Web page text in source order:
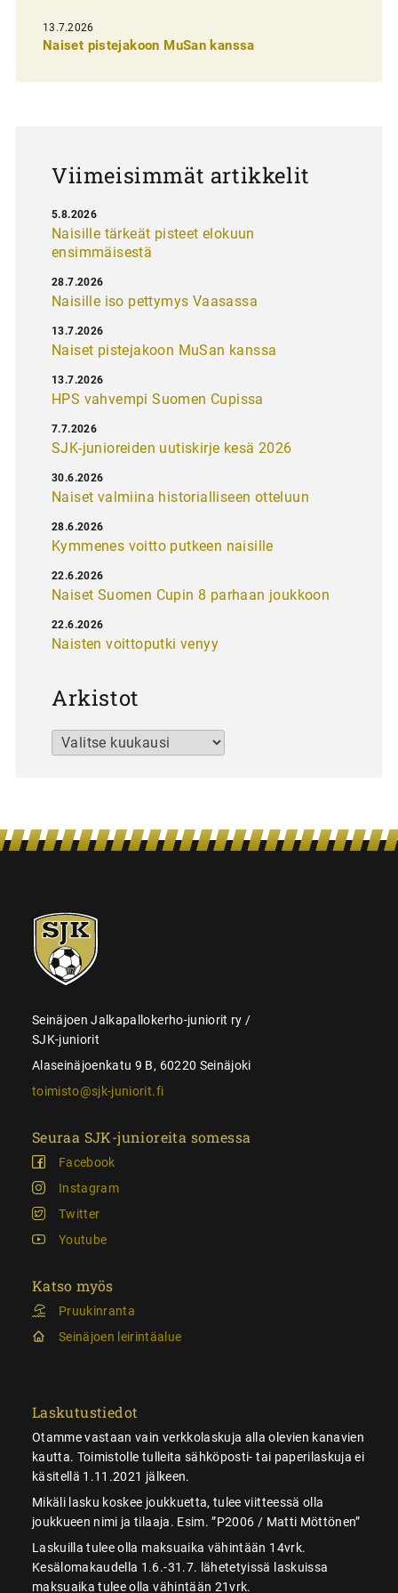
e
13.7.2026
Naiset pistejakoon MuSan kanssa
Viimeisimmät artikkelit
Naisille tärkeät pisteet elokuun
ensimmäisestä
5.8.2026
Naisille iso pettymys Vaasassa
28.7.2026
Naiset pistejakoon MuSan kanssa
13.7.2026
HPS vahvempi Suomen Cupissa
13.7.2026
SJK-junioreiden uutiskirje kesä 2026
7.7.2026
Naiset valmiina historialliseen otteluun
30.6.2026
Kymmenes voitto putkeen naisille
28.6.2026
Naiset Suomen Cupin 8 parhaan joukkoon
22.6.2026
Naisten voittoputki venyy
22.6.2026
Arkistot
Arkistot
SJK-
juniorit
Seinäjoen Jalkapallokerho-juniorit ry /
SJK-juniorit
Alaseinäjoenkatu 9 B, 60220 Seinäjoki
toimisto@sjk-juniorit.fi
Seuraa SJK-junioreita somessa
Facebook
Instagram
Twitter
Youtube
Katso myös
Pruukinranta
Seinäjoen leirintäalue
Laskutustiedot
Otamme vastaan vain verkkolaskuja alla olevien kanavien
kautta. Toimistolle tulleita sähköposti- tai paperilaskuja ei
käsitellä 1.11.2021 jälkeen.
Mikäli lasku koskee joukkuetta, tulee viitteessä olla
joukkueen nimi ja tilaaja. Esim. ”P2006 / Matti Möttönen”
Laskuilla tulee olla maksuaika vähintään 14vrk.
Kesälomakaudella 1.6.-31.7. lähetetyissä laskuissa
maksuaika tulee olla vähintään 21vrk.